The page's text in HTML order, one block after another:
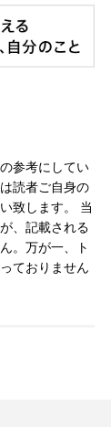
参考にしてい
読者ご自身の
致します。 当
、記載される
。万が一、ト
ておりません